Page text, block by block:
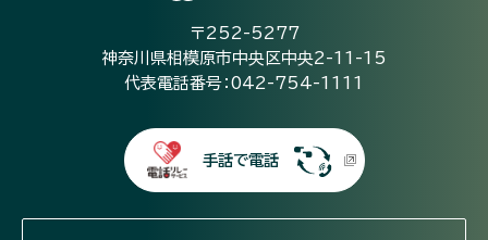
〒252-5277
神奈川県相模原市中央区中央2-11-15
代表電話番号：042-754-1111
手話で電話